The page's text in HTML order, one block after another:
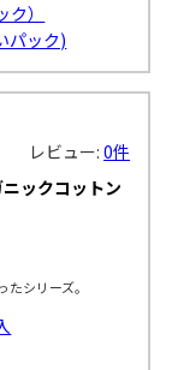
）
パック)
レビュー:0件
ックコットン
シリーズ。